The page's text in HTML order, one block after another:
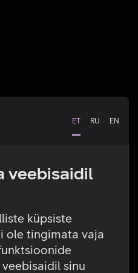
ET RU EN
veebisaidil
küpsiste
ole tingimata vaja
sinu
viga